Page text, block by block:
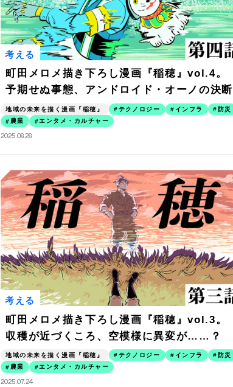
考える
町田メロメ描き下ろし漫画『稲穂』vol.4。
予期せぬ事態、アンドロイド・オーノの決断
地域の未来を描く漫画『稲穂』 テクノロジー インフラ
防災
農業
エンタメ・カルチャー
2025.08.28
考える
町田メロメ描き下ろし漫画『稲穂』vol.3。
収穫が近づくころ、空模様に異変が……？
地域の未来を描く漫画『稲穂』 テクノロジー インフラ
防災
農業
エンタメ・カルチャー
2025.07.24